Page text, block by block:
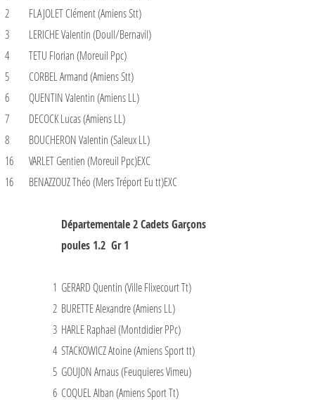
2
FLAJOLET Clément (Amiens Stt)
3
LERICHE Valentin (Doull/Bernavil)
4
TETU Florian (Moreuil Ppc)
5
CORBEL Armand (Amiens Stt)
6
QUENTIN Valentin (Amiens LL)
7
DECOCK Lucas (Amiens LL)
8
BOUCHERON Valentin (Saleux LL)
16
VARLET Gentien (Moreuil Ppc)EXC
16
BENAZZOUZ Théo (Mers Tréport Eu tt)EXC
Départementale 2 Cadets Garçons
poules 1.2 Gr 1
1 GERARD Quentin (Ville Flixecourt Tt)
2 BURETTE Alexandre (Amiens LL)
3 HARLE Raphaël (Montdidier PPc)
4 STACKOWICZ Atoine (Amiens Sport tt)
5 GOUJON Arnaus (Feuquieres Vimeu)
6 COQUEL Alban (Amiens Sport Tt)